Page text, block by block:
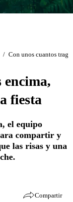
/ Con unos cuantos
encima,
fiesta
el equipo
compartir y
las risas y una
Compartir